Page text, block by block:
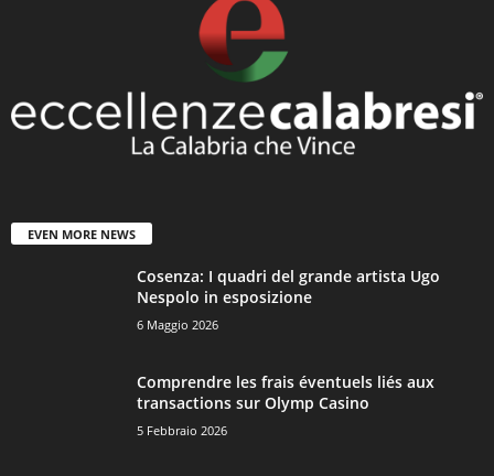
EVEN MORE NEWS
Cosenza: I quadri del grande artista Ugo
Nespolo in esposizione
6 Maggio 2026
Comprendre les frais éventuels liés aux
transactions sur Olymp Casino
5 Febbraio 2026